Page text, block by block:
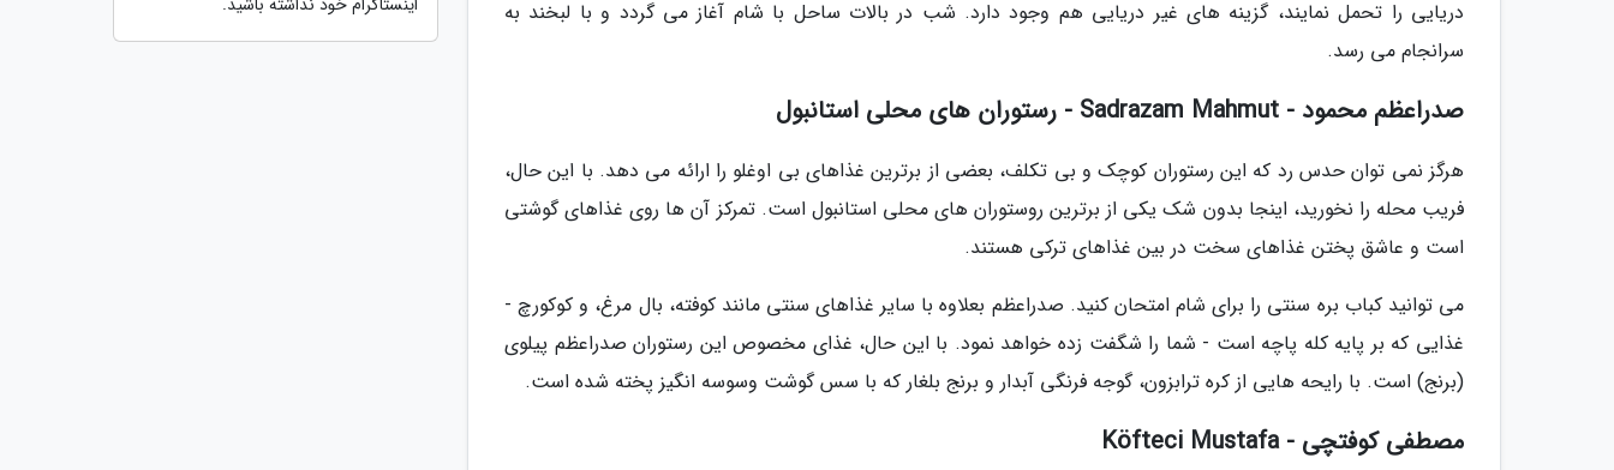
دریایی را تحمل نمایند، گزینه های غیر دریایی هم وجود دارد. شب در بالات ساحل با شام آغاز می گردد و با لبخند به
سرانجام می رسد.
صدراعظم محمود - Sadrazam Mahmut - رستوران های محلی استانبول
هرگز نمی توان حدس رد که این رستوران کوچک و بی تکلف، بعضی از برترین غذاهای بی اوغلو را ارائه می دهد. با این حال،
فریب محله را نخورید، اینجا بدون شک یکی از برترین روستوران های محلی استانبول است. تمرکز آن ها روی غذاهای گوشتی
است و عاشق پختن غذاهای سخت در بین غذاهای ترکی هستند.
می توانید کباب بره سنتی را برای شام امتحان کنید. صدراعظم بعلاوه با سایر غذاهای سنتی مانند کوفته، بال مرغ، و کوکورچ -
غذایی که بر پایه کله پاچه است - شما را شگفت زده خواهد نمود. با این حال، غذای مخصوص این رستوران صدراعظم پیلوی
(برنج) است. با رایحه هایی از کره ترابزون، گوجه فرنگی آبدار و برنج بلغار که با سس گوشت وسوسه انگیز پخته شده است.
مصطفی کوفتچی - Köfteci Mustafa